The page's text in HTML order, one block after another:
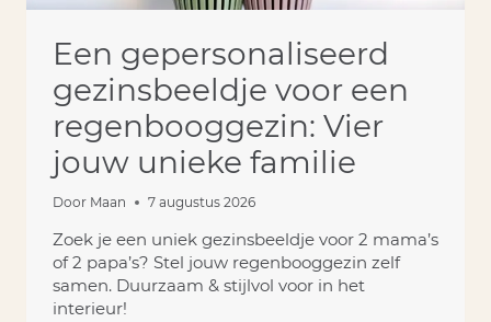
Een gepersonaliseerd
gezinsbeeldje voor een
regenbooggezin: Vier
jouw unieke familie
Door Maan 7 augustus 2026
Zoek je een uniek gezinsbeeldje voor 2 mama’s
of 2 papa’s? Stel jouw regenbooggezin zelf
samen. Duurzaam & stijlvol voor in het
interieur!